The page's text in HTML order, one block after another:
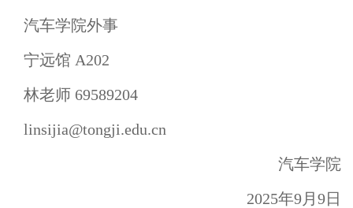
汽车学院外事
宁远馆 A202
林老师 69589204
linsijia@tongji.edu.cn
汽车学院
2025年9月9日